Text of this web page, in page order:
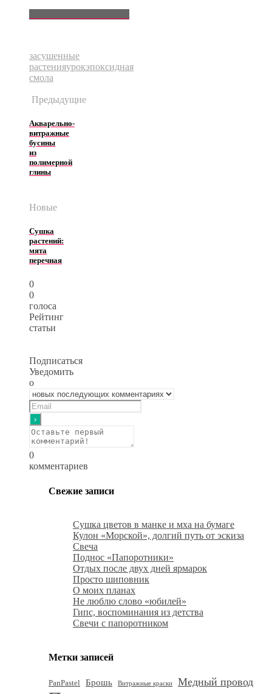
засушенные
растенияурокэпоксидная
смола
Предыдущие
Акварельно-
витражные
бусины
из
полимерной
глины
Новые
Сушка
растений:
мята
перечная
0
0
голоса
Рейтинг
статьи
Подписаться
Уведомить
о
0
комментариев
Свежие записи
Сушка цветов в манке и мха на бумаге
Кулон «Морской», долгий путь от эскиза
Свеча
Поднос «Папоротники»
Отдых после двух дней ярмарок
Просто шиповник
О моих планах
Не люблю слово «юбилей»
Гипс, воспоминания из детства
Свечи с папоротником
Метки записей
PanPastel Брошь Витражные краски Медный провод